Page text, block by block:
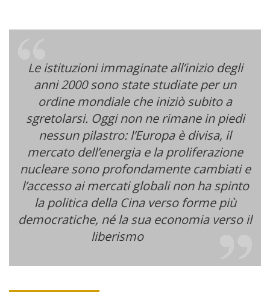
Le istituzioni immaginate all’inizio degli
anni 2000 sono state studiate per un
ordine mondiale che iniziò subito a
sgretolarsi. Oggi non ne rimane in piedi
nessun pilastro: l’Europa è divisa, il
mercato dell’energia e la proliferazione
nucleare sono profondamente cambiati e
l’accesso ai mercati globali non ha spinto
la politica della Cina verso forme più
democratiche, né la sua economia verso il
liberismo